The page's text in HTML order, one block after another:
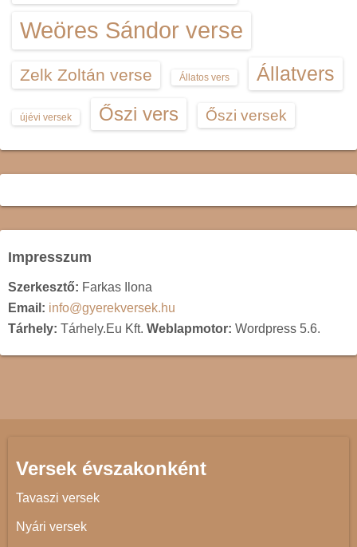
Weöres Sándor verse
Zelk Zoltán verse Állatos vers Állatvers
újévi versek Őszi vers Őszi versek
Impresszum
Szerkesztő: Farkas Ilona
Email: info@gyerekversek.hu
Tárhely: Tárhely.Eu Kft. Weblapmotor: Wordpress 5.6.
Versek évszakonként
Tavaszi versek
Nyári versek